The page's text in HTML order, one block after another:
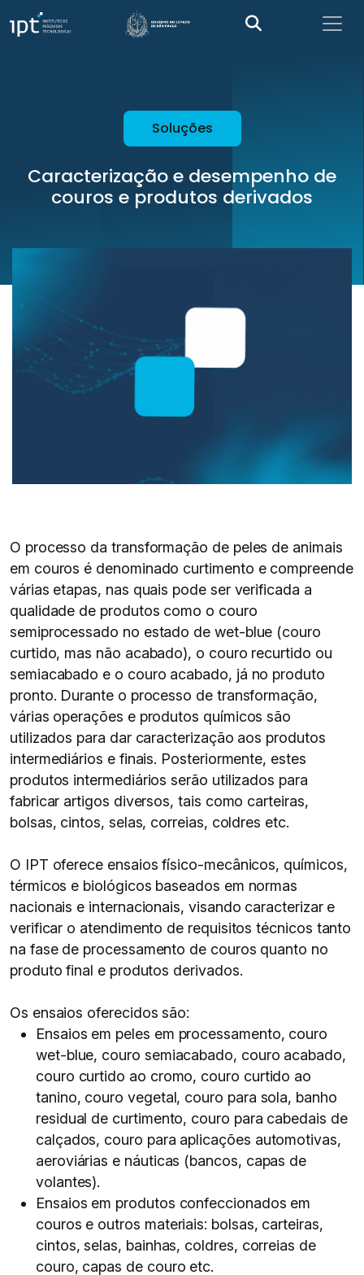
Soluções
Caracterização e desempenho de
couros e produtos derivados
O processo da transformação de peles de animais
em couros é denominado curtimento e compreende
várias etapas, nas quais pode ser verificada a
qualidade de produtos como o couro
semiprocessado no estado de wet-blue (couro
curtido, mas não acabado), o couro recurtido ou
semiacabado e o couro acabado, já no produto
pronto. Durante o processo de transformação,
várias operações e produtos químicos são
utilizados para dar caracterização aos produtos
intermediários e finais. Posteriormente, estes
produtos intermediários serão utilizados para
fabricar artigos diversos, tais como carteiras,
bolsas, cintos, selas, correias, coldres etc.
O IPT oferece ensaios físico-mecânicos, químicos,
térmicos e biológicos baseados em normas
nacionais e internacionais, visando caracterizar e
verificar o atendimento de requisitos técnicos tanto
na fase de processamento de couros quanto no
produto final e produtos derivados.
Os ensaios oferecidos são:
Ensaios em peles em processamento, couro
wet-blue, couro semiacabado, couro acabado,
couro curtido ao cromo, couro curtido ao
tanino, couro vegetal, couro para sola, banho
residual de curtimento, couro para cabedais de
calçados, couro para aplicações automotivas,
aeroviárias e náuticas (bancos, capas de
volantes).
Ensaios em produtos confeccionados em
couros e outros materiais: bolsas, carteiras,
cintos, selas, bainhas, coldres, correias de
couro, capas de couro etc.